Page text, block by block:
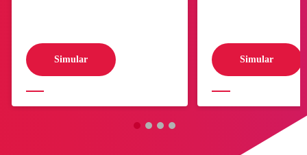
Simular Simular